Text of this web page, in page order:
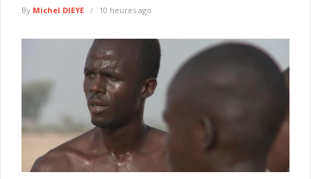
By Michel DIEYE 10 heures ago